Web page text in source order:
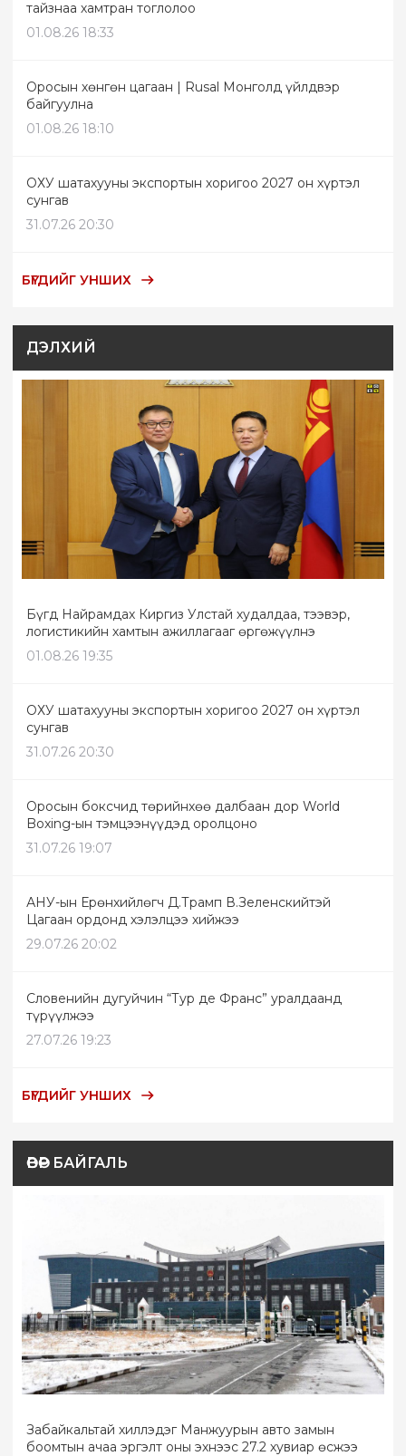
тайзнаа хамтран тоглолоо
01.08.26 18:33
Оросын хөнгөн цагаан | Rusal Монголд үйлдвэр
байгуулна
01.08.26 18:10
ОХУ шатахууны экспортын хоригоо 2027 он хүртэл
сунгав
31.07.26 20:30
БҮГДИЙГ УНШИХ
ДЭЛХИЙ
Бүгд Найрамдах Киргиз Улстай худалдаа, тээвэр,
логистикийн хамтын ажиллагааг өргөжүүлнэ
01.08.26 19:35
ОХУ шатахууны экспортын хоригоо 2027 он хүртэл
сунгав
31.07.26 20:30
Оросын боксчид төрийнхөө далбаан дор World
Boxing-ын тэмцээнүүдэд оролцоно
31.07.26 19:07
АНУ-ын Ерөнхийлөгч Д.Трамп В.Зеленскийтэй
Цагаан ордонд хэлэлцээ хийжээ
29.07.26 20:02
Словенийн дугуйчин “Тур де Франс” уралдаанд
түрүүлжээ
27.07.26 19:23
БҮГДИЙГ УНШИХ
ӨВӨР БАЙГАЛЬ
Забайкальтай хиллэдэг Манжуурын авто замын
боомтын ачаа эргэлт оны эхнээс 27.2 хувиар өсжээ